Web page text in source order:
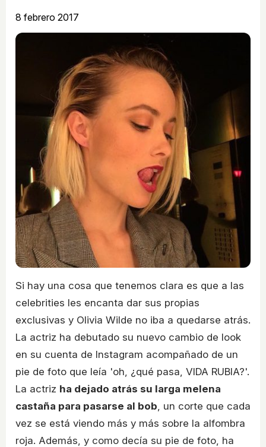
8 febrero 2017
Si hay una cosa que tenemos clara es que a las
celebrities les encanta dar sus propias
exclusivas y Olivia Wilde no iba a quedarse atrás.
La actriz ha debutado su nuevo cambio de look
en su cuenta de Instagram acompañado de un
pie de foto que leía 'oh, ¿qué pasa, VIDA RUBIA?'.
La actriz ha dejado atrás su larga melena
castaña para pasarse al bob, un corte que cada
vez se está viendo más y más sobre la alfombra
roja. Además, y como decía su pie de foto, ha